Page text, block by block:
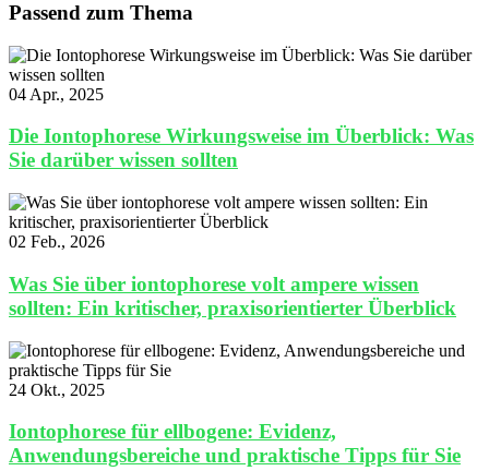
Passend zum Thema
04 Apr., 2025
Die Iontophorese Wirkungsweise im Überblick: Was
Sie darüber wissen sollten
02 Feb., 2026
Was Sie über iontophorese volt ampere wissen
sollten: Ein kritischer, praxisorientierter Überblick
24 Okt., 2025
Iontophorese für ellbogene: Evidenz,
Anwendungsbereiche und praktische Tipps für Sie